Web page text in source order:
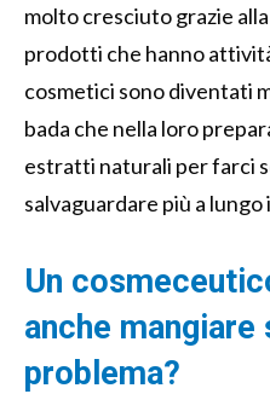
molto cresciuto grazie
prodotti che hanno
cosmetici sono diventati
bada che nella loro
estratti naturali per farci
salvaguardare più a
Un
anche mangiare
problema?